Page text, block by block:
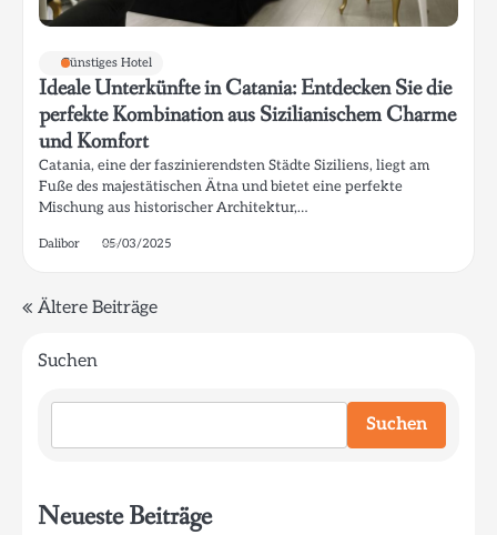
Günstiges Hotel
Ideale Unterkünfte in Catania: Entdecken Sie die
perfekte Kombination aus Sizilianischem Charme
und Komfort
Catania, eine der faszinierendsten Städte Siziliens, liegt am
Fuße des majestätischen Ätna und bietet eine perfekte
Mischung aus historischer Architektur,…
Dalibor 05/03/2025
Beitragsnavigation
Ältere Beiträge
Suchen
Suchen
Neueste Beiträge